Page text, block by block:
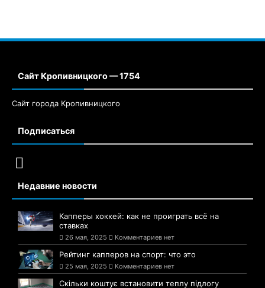
Сайт Кропивницкого — 1754
Сайт города Кропивницкого
Подписаться
Недавние новости
Капперы хоккей: как не проиграть всё на
ставках
26 мая, 2025 Комментариев нет
Рейтинг капперов на спорт: что это
25 мая, 2025 Комментариев нет
Скільки коштує встановити теплу підлогу